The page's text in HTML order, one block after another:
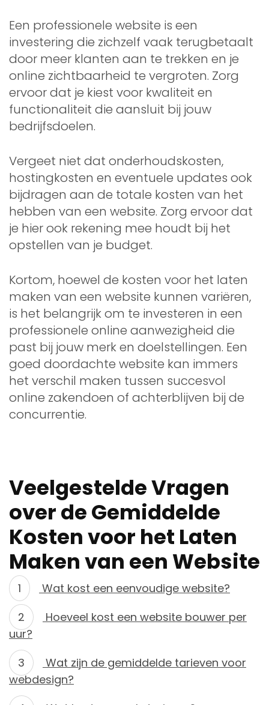
Een professionele website is een
investering die zichzelf vaak terugbetaalt
door meer klanten aan te trekken en je
online zichtbaarheid te vergroten. Zorg
ervoor dat je kiest voor kwaliteit en
functionaliteit die aansluit bij jouw
bedrijfsdoelen.
Vergeet niet dat onderhoudskosten,
hostingkosten en eventuele updates ook
bijdragen aan de totale kosten van het
hebben van een website. Zorg ervoor dat
je hier ook rekening mee houdt bij het
opstellen van je budget.
Kortom, hoewel de kosten voor het laten
maken van een website kunnen variëren,
is het belangrijk om te investeren in een
professionele online aanwezigheid die
past bij jouw merk en doelstellingen. Een
goed doordachte website kan immers
het verschil maken tussen succesvol
online zakendoen of achterblijven bij de
concurrentie.
Veelgestelde Vragen
over de Gemiddelde
Kosten voor het Laten
Maken van een Website
Wat kost een eenvoudige website?
Hoeveel kost een website bouwer per
uur?
Wat zijn de gemiddelde tarieven voor
webdesign?